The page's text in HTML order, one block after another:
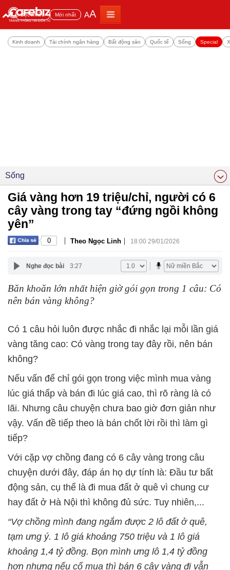
Đọc nhiều Mới nhất AA
Kinh doanh Tài chính ngân hàng Bất động sản Quốc tế Sống Special
Sống
Giá vàng hơn 19 triệu/chỉ, người có 6
cây vàng trong tay “đứng ngồi không
yên”
0 | Theo Ngọc Linh | 18:00 29/01/2026
Nghe đọc bài 3:27
Băn khoăn lớn nhất hiện giờ gói gọn trong 1 câu: Có
nên bán vàng không?
Có 1 câu hỏi luôn được nhắc đi nhắc lại mỗi lần giá
vàng tăng cao: Có vàng trong tay đây rồi, nên bán
không?
Nếu vấn để chỉ gói gọn trong việc mình mua vàng
lúc giá thấp và bán đi lúc giá cao, thì rõ ràng là có
lãi. Nhưng câu chuyện chưa bao giờ đơn giản như
vậy. Vấn đề tiếp theo là bán chốt lời rồi thì làm gì
tiếp?
Với cặp vợ chồng đang có 6 cây vàng trong câu
chuyện dưới đây, đáp án họ dự tính là: Đầu tư bất
động sản, cụ thể là đi mua đất ở quê vì chung cư
hay đất ở Hà Nội thì không đủ sức. Tuy nhiên,...
“Vợ chồng mình đang ngắm được 2 lô đất ở quê,
tạm ưng ý. 1 lô giá khoảng 750 triệu và 1 lô giá
khoảng 1,4 tỷ đồng. Bọn mình ưng lô 1,4 tỷ đồng
hơn nhưng nếu cố mua thì bán 6 cây vàng đi vẫn